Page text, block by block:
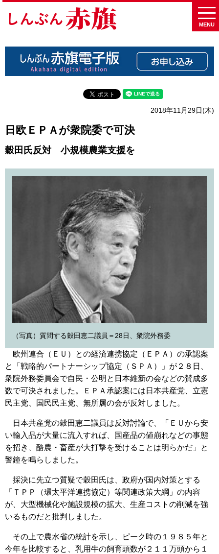
MENU
2018年11月29日(木)
日欧ＥＰＡが衆院委で可決
穀田氏反対 小規模農業支援を
（写真）質問する穀田恵二議員＝28日、衆院外務委
欧州連合（ＥＵ）との経済連携協定（ＥＰＡ）の承認案
と「戦略的パートナーシップ協定（ＳＰＡ）」が２８日、
衆院外務委員会で自民・公明と日本維新の会などの賛成多
数で可決されました。ＥＰＡ承認案には日本共産党、立憲
民主党、国民民主党、無所属の会が反対しました。
日本共産党の穀田恵二議員は反対討論で、「ＥＵから安
い輸入品が大量に流入すれば、国産品の値崩れなどの事態
を招き、酪農・畜産が大打撃を受けることは明らかだ」と
警鐘を鳴らしました。
採決に先立つ質疑で穀田氏は、政府が国内対策とする
「ＴＰＰ（環太平洋連携協定）等関連政策大綱」の内容
が、大型機械化や施設規模の拡大、生産コストの削減を強
いるものだと批判しました。
その上で農水省の統計を示し、ピーク時の１９８５年と
今年を比較すると、乳用牛の飼育頭数が２１１万頭から１